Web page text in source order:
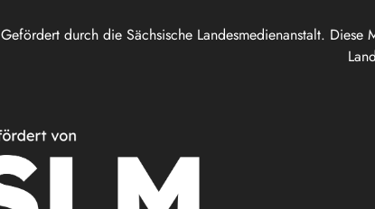
Gefördert durch die Sächsische Landesmedienanstalt.